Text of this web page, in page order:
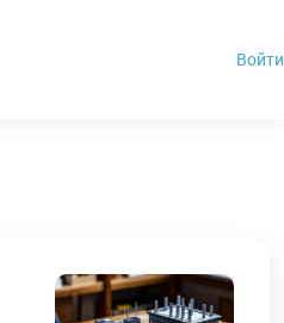
Войти